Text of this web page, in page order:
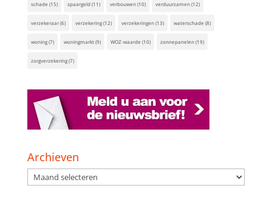
schade (15) spaargeld(11) verbouwen(10) verduurzamen(12)
verzekeraar(6) verzekering(12) verzekeringen(13) waterschade (8)
woning(7) woningmarkt(9) WOZ-waarde (10) zonnepanelen(19)
zorgverzekering(7)
Archieven
Archieven